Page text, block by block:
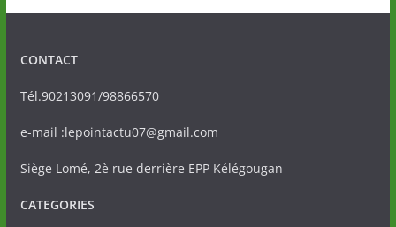
CONTACT
Tél.90213091/98866570
e-mail :lepointactu07@gmail.com
Siège Lomé, 2è rue derrière EPP Kélégougan
CATEGORIES